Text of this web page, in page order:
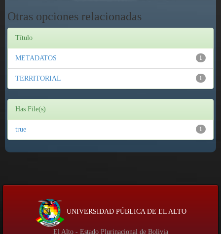
Otras opciones relacionadas
Título
1
METADATOS
1
TERRITORIAL
Has File(s)
1
true
UNIVERSIDAD PÚBLICA DE EL ALTO
El Alto - Estado Plurinacional de Bolivia